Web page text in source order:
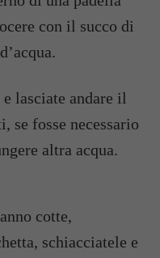
con il succo di
lasciate andare il
se fosse necessario
altra acqua.
schiacciatele e